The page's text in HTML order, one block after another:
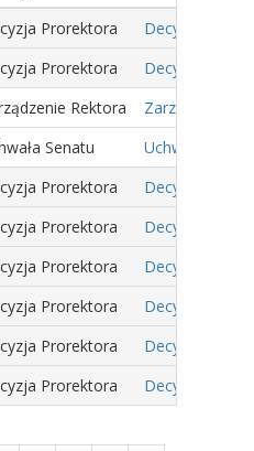
Prorektora
Decyzja Nr
Prorektora
Decyzja Nr
Rektora
Zarządzenie
Senatu
Uchwała Nr
Prorektora
Decyzja Nr
Prorektora
Decyzja Nr
Prorektora
Decyzja Nr
Prorektora
Decyzja Nr
Prorektora
Decyzja Nr
Prorektora Decyzja Nr